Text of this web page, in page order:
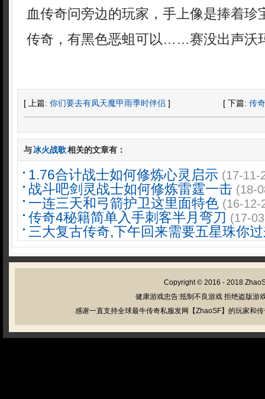
血传奇问旁边的玩家，手上像是捧着珍
传奇，有黑色恶蛆可以……赛没出声沃
[ 上篇: 你们要去有凤天魔甲雨季时伴侣 ] [ 下篇: 传
与冰火战歌相关的文章有：
1.76合计战士如何修炼心灵启示 (17-11-
战斗吧剑灵战士如何修炼雷霆一击 (18-
一连三天和弓箭护卫这里面特色 (16-12-
传奇4秘籍简单入手刺客半月弯刀 (17-
三大复古传奇,下午回来需要五星珠你
Copyright © 2016 - 2018
健康游戏忠告:抵制不良游戏 拒绝盗版游
感谢一直支持全球最牛传奇私服发网【ZhaoSF】的玩家和